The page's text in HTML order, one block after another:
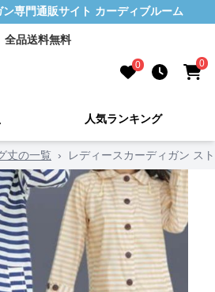
専門通販サイト カーディブルーム
全品送料無料
0 0
人気ランキング
丈の一覧 › レディースカーディガン ス